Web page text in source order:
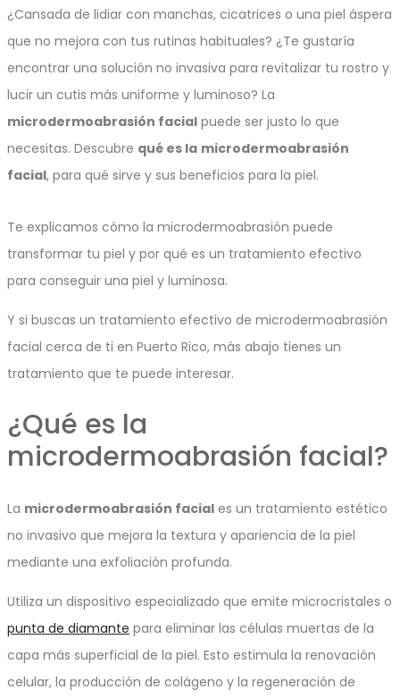
¿Cansada de lidiar con manchas, cicatrices o una piel áspera
que no mejora con tus rutinas habituales? ¿Te gustaría
encontrar una solución no invasiva para revitalizar tu rostro y
lucir un cutis más uniforme y luminoso? La
microdermoabrasión facial puede ser justo lo que
necesitas. Descubre qué es la microdermoabrasión
facial, para qué sirve y sus beneficios para la piel.
Te explicamos cómo la microdermoabrasión puede
transformar tu piel y por qué es un tratamiento efectivo
para conseguir una piel y luminosa.
Y si buscas un tratamiento efectivo de microdermoabrasión
facial cerca de ti en Puerto Rico, más abajo tienes un
tratamiento que te puede interesar.
¿Qué es la
microdermoabrasión facial?
La microdermoabrasión facial es un tratamiento estético
no invasivo que mejora la textura y apariencia de la piel
mediante una exfoliación profunda.
Utiliza un dispositivo especializado que emite microcristales o
punta de diamante para eliminar las células muertas de la
capa más superficial de la piel. Esto estimula la renovación
celular, la producción de colágeno y la regeneración de